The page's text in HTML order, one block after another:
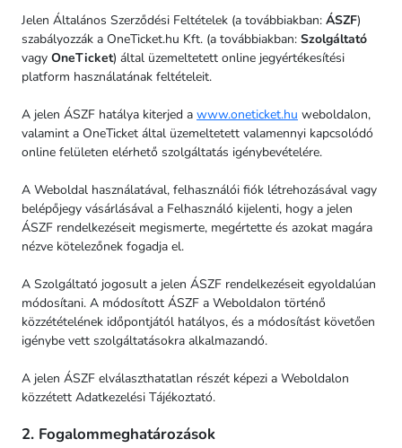
Jelen Általános Szerződési Feltételek (a továbbiakban: ÁSZF)
szabályozzák a OneTicket.hu Kft. (a továbbiakban: Szolgáltató
vagy OneTicket) által üzemeltetett online jegyértékesítési
platform használatának feltételeit.
A jelen ÁSZF hatálya kiterjed a www.oneticket.hu weboldalon,
valamint a OneTicket által üzemeltetett valamennyi kapcsolódó
online felületen elérhető szolgáltatás igénybevételére.
A Weboldal használatával, felhasználói fiók létrehozásával vagy
belépőjegy vásárlásával a Felhasználó kijelenti, hogy a jelen
ÁSZF rendelkezéseit megismerte, megértette és azokat magára
nézve kötelezőnek fogadja el.
A Szolgáltató jogosult a jelen ÁSZF rendelkezéseit egyoldalúan
módosítani. A módosított ÁSZF a Weboldalon történő
közzétételének időpontjától hatályos, és a módosítást követően
igénybe vett szolgáltatásokra alkalmazandó.
A jelen ÁSZF elválaszthatatlan részét képezi a Weboldalon
közzétett Adatkezelési Tájékoztató.
2. Fogalommeghatározások